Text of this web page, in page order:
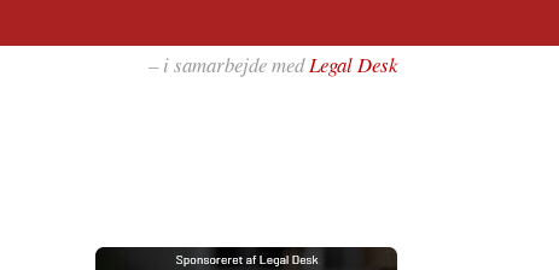
– i samarbejde medLegal Desk